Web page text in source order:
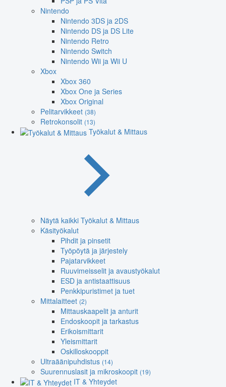
Nintendo
Nintendo 3DS ja 2DS
Nintendo DS ja DS Lite
Nintendo Retro
Nintendo Switch
Nintendo Wii ja Wii U
Xbox
Xbox 360
Xbox One ja Series
Xbox Original
Pelitarvikkeet (38)
Retrokonsolit (13)
Työkalut & Mittaus
Näytä kaikki Työkalut & Mittaus
Käsityökalut
Pihdit ja pinsetit
Työpöytä ja järjestely
Pajatarvikkeet
Ruuvimeisselit ja avaustyökalut
ESD ja antistaattisuus
Penkkipuristimet ja tuet
Mittalaitteet (2)
Mittauskaapelit ja anturit
Endoskoopit ja tarkastus
Erikoismittarit
Yleismittarit
Oskilloskooppit
Ultraäänipuhdistus (14)
Suurennuslasit ja mikroskoopit (19)
IT & Yhteydet